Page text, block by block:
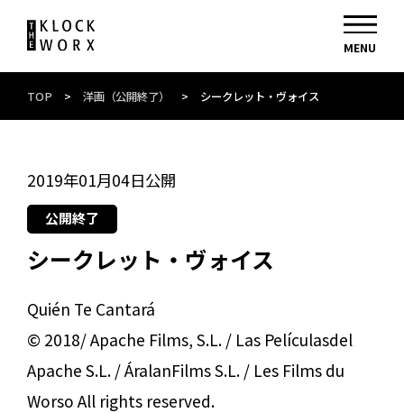
TOP > 洋画（公開終了） > シークレット・ヴォイス
2019年01月04日公開
公開終了
シークレット・ヴォイス
Quién Te Cantará
© 2018/ Apache Films, S.L. / Las Películasdel
Apache S.L. / ÁralanFilms S.L. / Les Films du
Worso All rights reserved.